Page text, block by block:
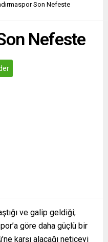
Son Nefeste
Nefeste
ve galip geldiği;
göre daha güçlü bir
karşı alacağı neticeyi